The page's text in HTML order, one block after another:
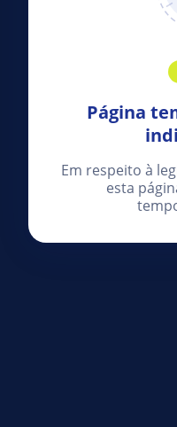
Página
Em respeito à
esta